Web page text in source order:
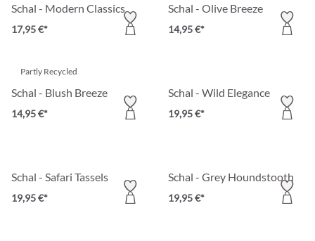
Schal - Modern Classics
17,95 €*
Schal - Olive Breeze
14,95 €*
Partly Recycled
Schal - Blush Breeze
14,95 €*
Schal - Wild Elegance
19,95 €*
Schal - Safari Tassels
19,95 €*
Schal - Grey Houndstooth
19,95 €*